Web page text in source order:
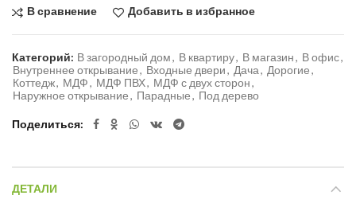
В сравнение Добавить в избранное
Категорий: В загородный дом, В квартиру, В магазин, В офис,
Внутреннее открывание, Входные двери, Дача, Дорогие,
Коттедж, МДФ, МДФ ПВХ, МДФ с двух сторон,
Наружное открывание, Парадные, Под дерево
Поделиться
ДЕТАЛИ